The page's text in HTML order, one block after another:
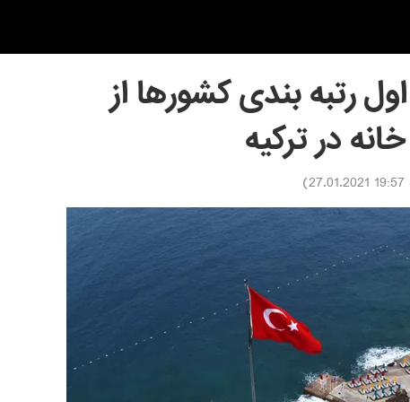
اول رتبه بندی کشورها از
در ترکیه
19:57 27.01.2021
)